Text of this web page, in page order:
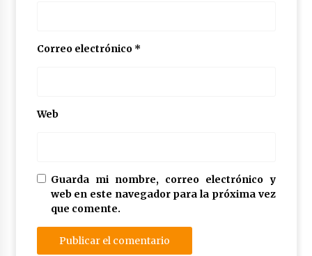
Correo electrónico *
Web
Guarda mi nombre, correo electrónico y
web en este navegador para la próxima vez
que comente.